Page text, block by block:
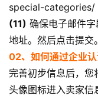
special-categories/
(11) 确保电子邮件
地址。然后点击提交。
02、如何通过企业
完善初步信息后，您
头像图标进入卖家